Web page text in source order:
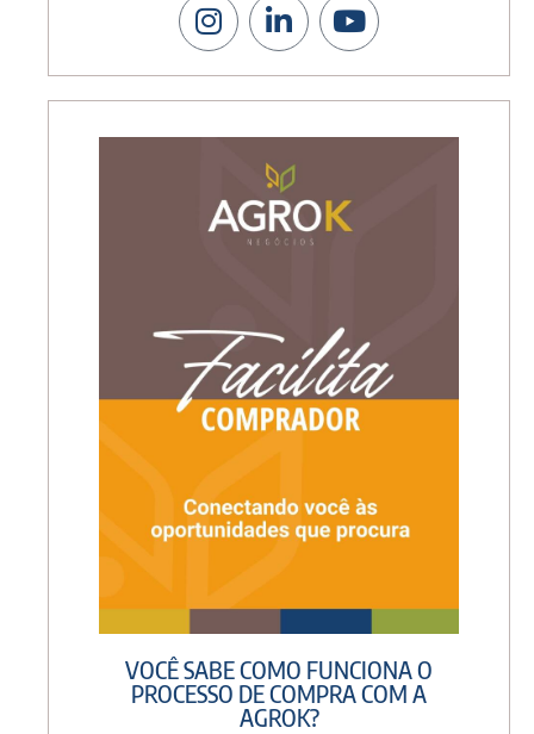
VOCÊ SABE COMO FUNCIONA O
PROCESSO DE COMPRA COM A
AGROK?